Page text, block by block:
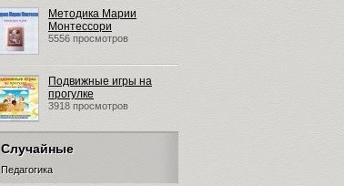
Методика Марии
Монтессори
5556 просмотров
Подвижные игры на
прогулке
3918 просмотров
Случайные
Педагогика